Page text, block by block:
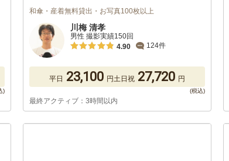
和傘・産着無料貸出・お写真100枚以上
川梅 清孝
男性 撮影実績150回
4.90
124件
平日 23,100 円土日祝 27,720 円
最終アクティブ：3時間以内